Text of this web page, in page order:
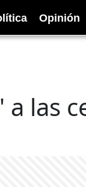
Opinión
las